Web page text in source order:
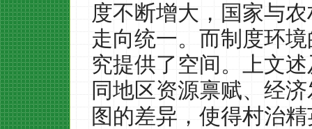
度不断增大，国家与
走向统一。而制度环
究提供了空间。上文
同地区资源禀赋、经
图的差异，使得村治